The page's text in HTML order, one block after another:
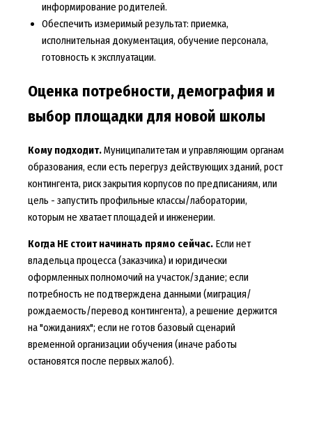
информирование родителей.
Обеспечить измеримый результат: приемка,
исполнительная документация, обучение персонала,
готовность к эксплуатации.
Оценка потребности, демография и
выбор площадки для новой школы
Кому подходит.Муниципалитетам и управляющим органам
образования, если есть перегруз действующих зданий, рост
контингента, риск закрытия корпусов по предписаниям, или
цель - запустить профильные классы/лаборатории,
которым не хватает площадей и инженерии.
Когда НЕ стоит начинать прямо сейчас.Если нет
владельца процесса (заказчика) и юридически
оформленных полномочий на участок/здание; если
потребность не подтверждена данными (миграция/
рождаемость/перевод контингента), а решение держится
на "ожиданиях"; если не готов базовый сценарий
временной организации обучения (иначе работы
остановятся после первых жалоб).